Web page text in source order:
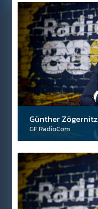
Günther Zögernitz
GF RadioCom